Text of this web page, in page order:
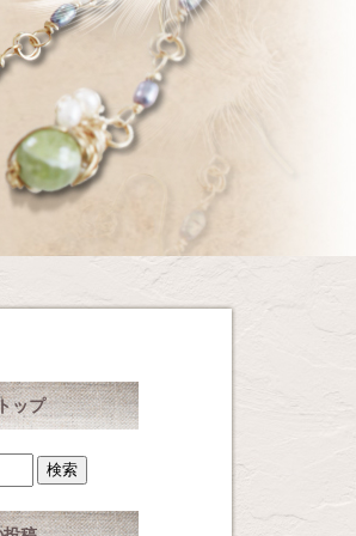
ップ